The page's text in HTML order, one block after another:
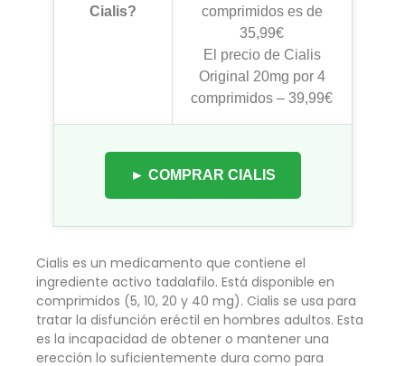
Cialis?
comprimidos es de
35,99€
El precio de Cialis
Original 20mg por 4
comprimidos – 39,99€
► COMPRAR CIALIS
Cialis es un medicamento que contiene el
ingrediente activo tadalafilo. Está disponible en
comprimidos (5, 10, 20 y 40 mg). Cialis se usa para
tratar la disfunción eréctil en hombres adultos. Esta
es la incapacidad de obtener o mantener una
erección lo suficientemente dura como para